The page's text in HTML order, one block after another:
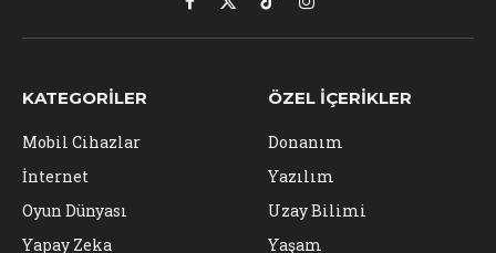
Facebook
X
(Twitter)
TikTokInstagram
KATEGORILER
Mobil Cihazlar
İnternet
Oyun Dünyası
Yapay Zeka
ÖZEL İÇERIKLER
Donanım
Yazılım
Uzay Bilimi
Yaşam